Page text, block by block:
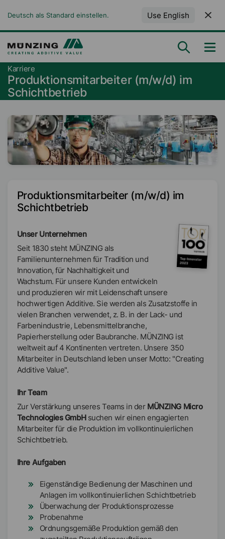
Deutsch als Standard einstellen. Use English
Karriere
Produktionsmitarbeiter (m/w/d) im
Schichtbetrieb
Produktionsmitarbeiter (m/w/d) im
Schichtbetrieb
Unser Unternehmen
Seit 1830 steht MÜNZING als
Familienunternehmen für Tradition und
Innovation, für Nachhaltigkeit und
Wachstum. Für unsere Kunden entwickeln
und produzieren wir mit Leidenschaft unsere
hochwertigen Additive. Sie werden als Zusatzstoffe in
vielen Branchen verwendet, z. B. in der Lack- und
Farbenindustrie, Lebensmittelbranche,
Papierherstellung oder Baubranche. MÜNZING ist
weltweit auf 4 Kontinenten vertreten. Unsere 350
Mitarbeiter in Deutschland leben unser Motto: "Creating
Additive Value".
Ihr Team
Zur Verstärkung unseres Teams in der MÜNZING Micro
Technologies GmbHsuchen wir einen engagierten
Mitarbeiter für die Produktion im vollkontinuierlichen
Schichtbetrieb.
Ihre Aufgaben
Eigenständige Bedienung der Maschinen und
Anlagen im vollkontinuierlichen Schichtbetrieb
Überwachung der Produktionsprozesse
Probenahme
Ordnungsgemäße Produktion gemäß den